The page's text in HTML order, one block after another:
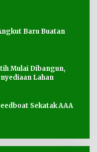
Baru Buatan
Mulai Dibangun,
Lahan
Sekatak AAA